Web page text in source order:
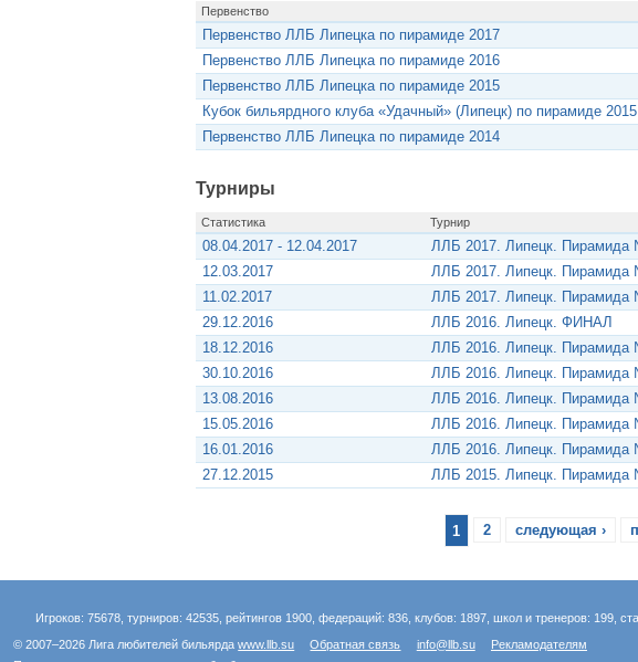
Первенство
Первенство ЛЛБ Липецка по пирамиде 2017
Первенство ЛЛБ Липецка по пирамиде 2016
Первенство ЛЛБ Липецка по пирамиде 2015
Кубок бильярдного клуба «Удачный» (Липецк) по пирамиде 2015
Первенство ЛЛБ Липецка по пирамиде 2014
Турниры
Статистика Турнир
08.04.2017 - 12.04.2017 ЛЛБ 2017. Липецк. Пирамида
12.03.2017
ЛЛБ 2017. Липецк. Пирамида
11.02.2017
ЛЛБ 2017. Липецк.
29.12.2016
ЛЛБ 2016. Липецк. ФИНАЛ
18.12.2016
ЛЛБ 2016. Липецк. Пирамида
30.10.2016
ЛЛБ 2016. Липецк. Пирамида
13.08.2016
ЛЛБ 2016. Липецк. Пирамида
15.05.2016
ЛЛБ 2016. Липецк. Пирамида
16.01.2016
ЛЛБ 2016. Липецк.
27.12.2015
ЛЛБ 2015. Липецк.
1 2 следующая ›
Игроков: 75678, турниров: 42535, рейтингов 1900, федераций: 836, клубов: 1897, школ и тренеров: 199,
© 2007–2026 Лига любителей бильярдаwww.llb.su Обратная связь info@llb.su
Рекламодателям